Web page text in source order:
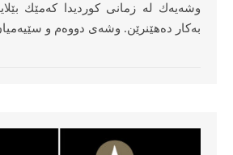
وشەیەك لە زمانى كوردیدا كەمێك
بەكار دەهێنرێن. وشەى دووەم و